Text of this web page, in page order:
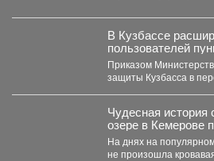
В Кузбассе
пользователей
для
Приказом
защиты Кузбасса в
Чудесная история
озере в Кемерове
трагедию
На днях на
не произошла